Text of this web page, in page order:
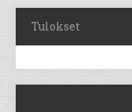
Tulokset